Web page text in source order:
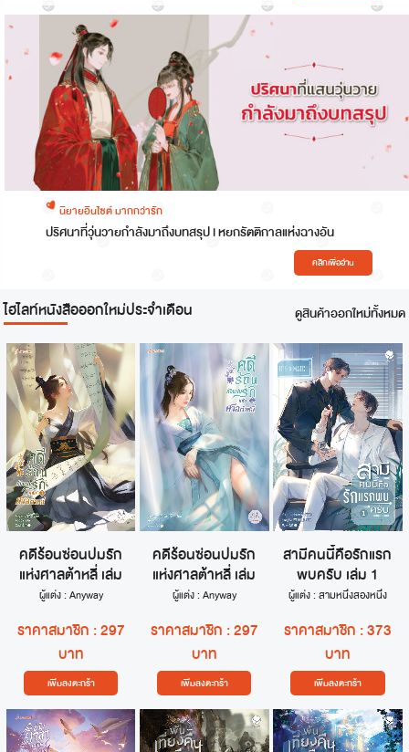
นิยายอินไซต์ มากกว่ารัก
ปริศนาที่วุ่นวายกำลังมาถึงบทสรุป l หยกรัตติกาลแห่งฉางอัน
คลิกเพื่ออ่าน
ไฮไลท์หนังสือออกใหม่ประจำเดือน ดูสินค้าออกใหม่ทั้งหมด
คดีร้อนซ่อนปมรัก
แห่งศาลต้าหลี่ เล่ม
1
ผู้แต่ง : Anyway
ราคาสมาชิก : 297
บาท
เพิ่มลงตะกร้า
คดีร้อนซ่อนปมรัก
แห่งศาลต้าหลี่ เล่ม
2
ผู้แต่ง : Anyway
ราคาสมาชิก : 297
บาท
เพิ่มลงตะกร้า
สามีคนนี้คือรักแรก
พบครับ เล่ม 1
ผู้แต่ง : สามหนึ่งสองหนึ่ง
ราคาสมาชิก : 373
บาท
เพิ่มลงตะกร้า